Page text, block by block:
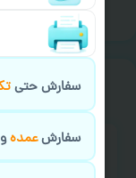
سفارش حتی
سفارشعمده